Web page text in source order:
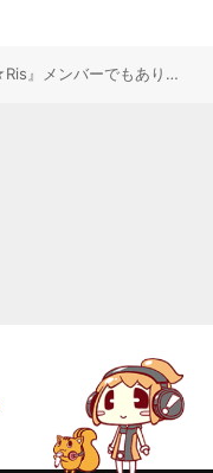
“声優アイドル”『i☆Ris』メンバーでもあり、ソロ活動5周年を迎えた声優・芹澤 優 10月5日に初となるフルアルバム発売！